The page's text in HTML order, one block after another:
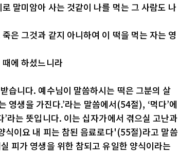
말미암아 사는 것같이 나를 먹는 그 사람도 나
은 그것과 같지 아니하여 이 떡을 먹는 자는 영
에 하셨느니라
습니다. 예수님이 말씀하시는 떡은 그분의 살
영생을 가진다.’라는 말씀에서(54절), ‘먹다’에
라는 뜻입니다. 이는 십자가에서 겪으실 고난과
식이요 내 피는 참된 음료로다'(55절)라고 말씀
피가 영생을 위한 참되고 유일한 양식이라는